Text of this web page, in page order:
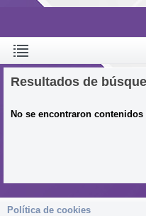
Resultados de
No se encontraron
Política de cookies